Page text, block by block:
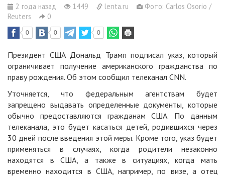
2 года назад 1449 lenta.ru
Фото: Carlos Osorio /
Reuters
0
0 0 0
Президент США Дональд Трамп подписал указ, который
ограничивает получение американского гражданства по
праву рождения. Об этом сообщил телеканал CNN.
Уточняется, что федеральным агентствам будет
запрещено выдавать определенные документы, которые
обычно предоставляются гражданам США. По данным
телеканала, это будет касаться детей, родившихся через
30 дней после введения этой меры. Кроме того, указ будет
применяться в случаях, когда родители незаконно
находятся в США, а также в ситуациях, когда мать
временно находится в США, например, по визе, а отец